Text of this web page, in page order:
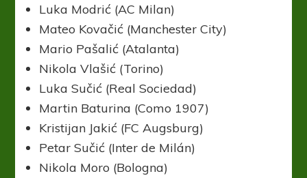
Luka Modrić (AC Milan)
Mateo Kovačić (Manchester City)
Mario Pašalić (Atalanta)
Nikola Vlašić (Torino)
Luka Sučić (Real Sociedad)
Martin Baturina (Como 1907)
Kristijan Jakić (FC Augsburg)
Petar Sučić (Inter de Milán)
Nikola Moro (Bologna)